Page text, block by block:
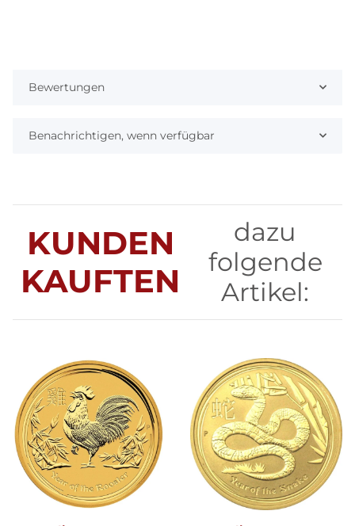
Bewertungen
Benachrichtigen, wenn verfügbar
KUNDEN
KAUFTEN
dazu
folgende
Artikel: